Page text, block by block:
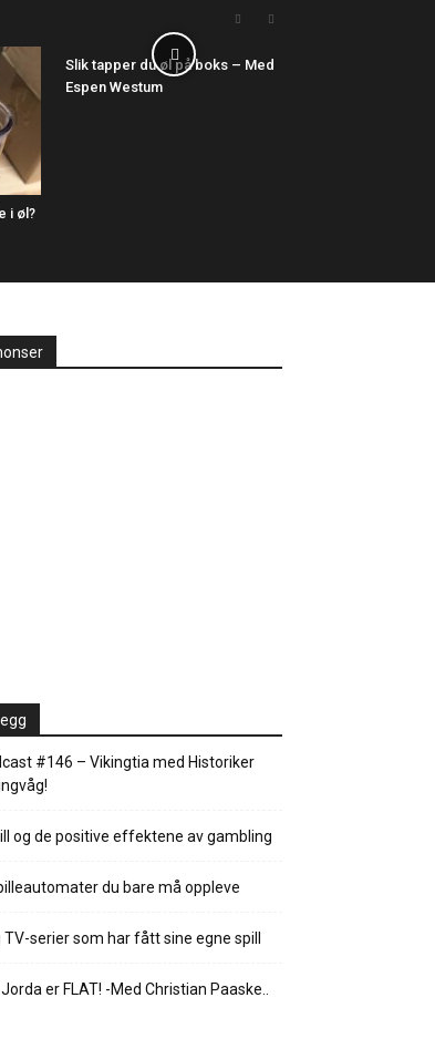
i øl?
Slik tapper du øl på boks – Med
Espen Westum
#146 – Vikingtia med Historiker
og de positive effektene av gambling
du bare må oppleve
TV-serier som har fått sine egne spill
er FLAT! -Med Christian Paaske..